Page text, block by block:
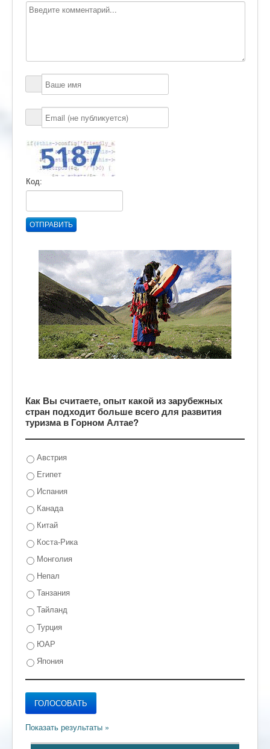
Код:
ОТПРАВИТЬ
Как Вы считаете, опыт какой из зарубежных
стран подходит больше всего для развития
туризма в Горном Алтае?
Австрия
Египет
Испания
Канада
Китай
Коста-Рика
Монголия
Непал
Танзания
Тайланд
Турция
ЮАР
Япония